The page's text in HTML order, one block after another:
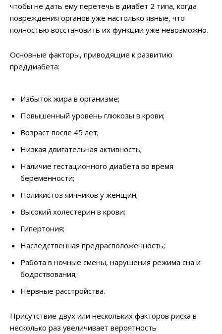
чтобы не дать ему перетечь в диабет 2 типа, когда
повреждения органов уже настолько явные, что
полностью восстановить их функции уже невозможно.
Основные факторы, приводящие к развитию
преддиабета:
Избыток жира в организме;
Повышенный уровень глюкозы в крови;
Возраст после 45 лет;
Низкая двигательная активность;
Наличие гестационного диабета во время
беременности;
Поликистоз яичников у женщин;
Высокий холестерин в крови;
Гипертония;
Наследственная предрасположенность;
Работа в ночные смены, нарушения режима сна и
бодрствования;
Нервные расстройства.
Присутствие двух или нескольких факторов риска в
несколько раз увеличивает вероятность